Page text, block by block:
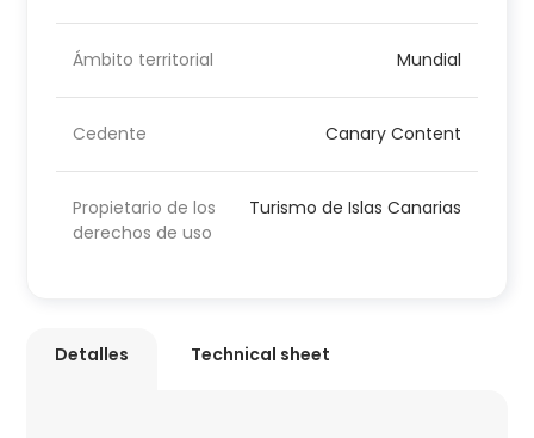
Ámbito territorial Mundial
Cedente Canary Content
Propietario de los
derechos de uso
Turismo de Islas Canarias
Detalles Technical sheet